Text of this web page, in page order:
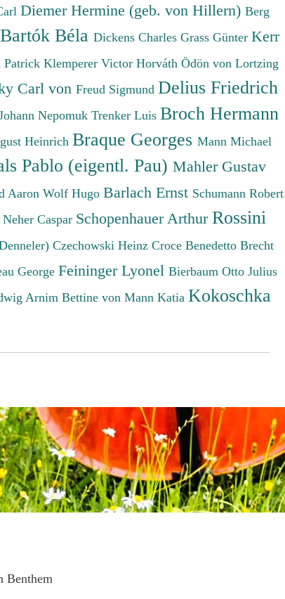
Diemer Hermine (geb. von Hillern) Berg
Bartók Béla Dickens Charles Grass Günter Kerr
Patrick Klemperer Victor Horváth Ödön von Lortzing
Carl von Freud Sigmund Delius Friedrich
Nepomuk Trenker Luis Broch Hermann
Heinrich Braque Georges Mann Michael
Pablo (eigentl. Pau) Mahler Gustav
Aaron Wolf Hugo Barlach Ernst Schumann Robert
Neher Caspar Schopenhauer Arthur Rossini
Czechowski Heinz Croce Benedetto Brecht
George Feininger Lyonel Bierbaum Otto Julius
Arnim Bettine von Mann Katia Kokoschka
Benthem